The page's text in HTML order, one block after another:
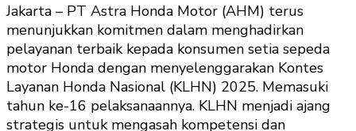
Jakarta – PT Astra Honda Motor (AHM) terus
menunjukkan komitmen dalam menghadirkan
pelayanan terbaik kepada konsumen setia sepeda
motor Honda dengan menyelenggarakan Kontes
Layanan Honda Nasional (KLHN) 2025. Memasuki
tahun ke-16 pelaksanaannya. KLHN menjadi ajang
strategis untuk mengasah kompetensi dan